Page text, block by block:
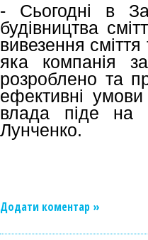
- Сьогодні в
будівництва
вивезення
яка компанія
розроблено та
ефективні
влада піде на
Лунченко.
Додати коментар »